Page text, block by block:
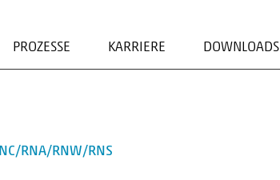
PROZESSE
FRÄSEN
KARRIERE DOWNLOADS
RNA/RNW/RNS